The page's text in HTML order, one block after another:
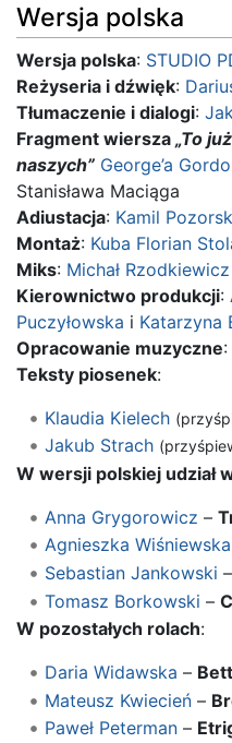
Wersja polska
Wersja polska: STUDIO
Reżyseria i dźwięk:
Tłumaczenie i dialogi:
Fragment wiersza „To
naszych” George’a
Stanisława Maciąga
Adiustacja: Kamil
Montaż: Kuba Florian
Miks: Michał Rzodkiewicz
Kierownictwo produkcji:
Puczyłowska i Katarzyna
Opracowanie muzyczne:
Teksty piosenek:
Klaudia Kielech
Jakub Strach
W wersji polskiej udział
Anna Grygorowicz –
Agnieszka Wiśniewska
Sebastian Jankowski –
Tomasz Borkowski –
W pozostałych rolach:
Daria Widawska –
Mateusz Kwiecień–
Paweł Peterman–